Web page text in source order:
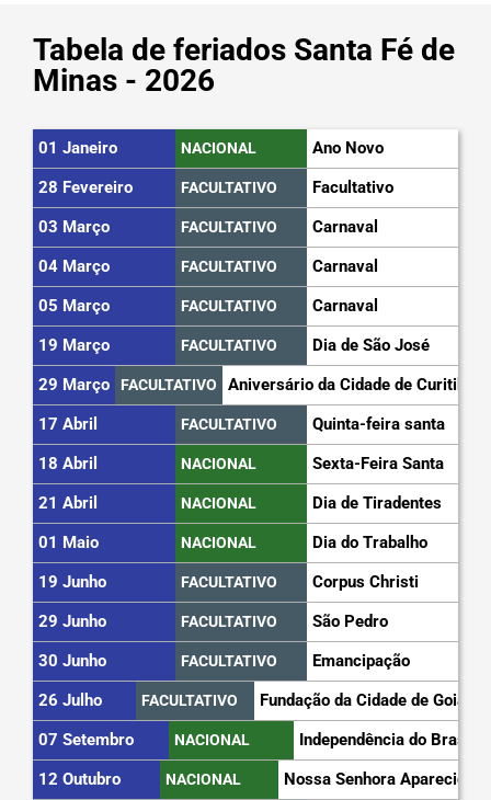
Tabela de feriados Santa Fé de
Minas - 2026
01 Janeiro NACIONAL
Ano Novo
28 Fevereiro
FACULTATIVO
Facultativo
03 Março
FACULTATIVO
Carnaval
04 Março
FACULTATIVO
Carnaval
05 Março
FACULTATIVO
Carnaval
19 Março
FACULTATIVO
Dia de São José
29 Março
FACULTATIVO
Aniversário da Cidade de Curitiba
17 Abril
FACULTATIVO
Quinta-feira santa
18 Abril
NACIONAL
Sexta-Feira Santa
21 Abril
NACIONAL
Dia de Tiradentes
01 Maio
NACIONAL
Dia do Trabalho
19 Junho
FACULTATIVO
Corpus Christi
29 Junho
FACULTATIVO
São Pedro
30 Junho
FACULTATIVO
Emancipação
26 Julho
FACULTATIVO
Fundação da Cidade de Goiás
07 Setembro
NACIONAL
Independência do Brasil
12 Outubro
NACIONAL
Nossa Senhora Aparecida